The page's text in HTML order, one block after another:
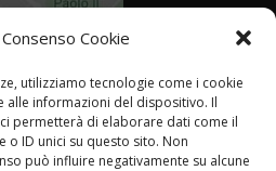
Cookie
utilizziamo tecnologie come i cookie
alle informazioni del dispositivo. Il
permetterà di elaborare dati come il
ID unici su questo sito. Non
può influire negativamente su alcune